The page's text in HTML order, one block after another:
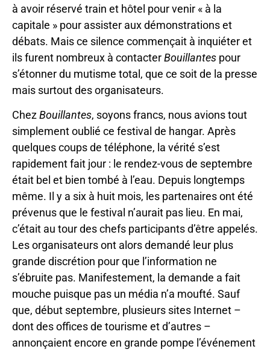
à avoir réservé train et hôtel pour venir « à la
capitale » pour assister aux démonstrations et
débats. Mais ce silence commençait à inquiéter et
ils furent nombreux à contacterBouillantes pour
s’étonner du mutisme total, que ce soit de la presse
mais surtout des organisateurs.
ChezBouillantes, soyons francs, nous avions tout
simplement oublié ce festival de hangar. Après
quelques coups de téléphone, la vérité s’est
rapidement fait jour : le rendez-vous de septembre
était bel et bien tombé à l’eau. Depuis longtemps
même. Il y a six à huit mois, les partenaires ont été
prévenus que le festival n’aurait pas lieu. En mai,
c’était au tour des chefs participants d’être appelés.
Les organisateurs ont alors demandé leur plus
grande discrétion pour que l’information ne
s’ébruite pas. Manifestement, la demande a fait
mouche puisque pas un média n’a moufté. Sauf
que, début septembre, plusieurs sites Internet –
dont des offices de tourisme et d’autres –
annonçaient encore en grande pompe l’événement